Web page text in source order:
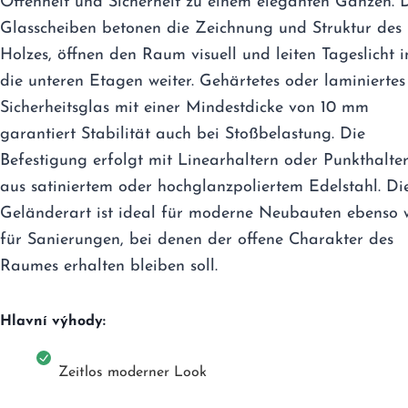
Glasscheiben betonen die Zeichnung und Struktur des
Holzes, öffnen den Raum visuell und leiten Tageslicht
die unteren Etagen weiter. Gehärtetes oder laminiertes
Sicherheitsglas mit einer Mindestdicke von 10 mm
garantiert Stabilität auch bei Stoßbelastung. Die
Befestigung erfolgt mit Linearhaltern oder
aus satiniertem oder hochglanzpoliertem Edelstahl.
Geländerart ist ideal für moderne Neubauten ebenso
für Sanierungen, bei denen der offene Charakter des
Raumes erhalten bleiben soll.
Hlavní výhody:
Zeitlos moderner Look